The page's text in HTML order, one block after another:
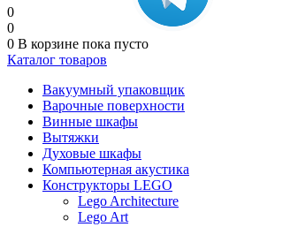
0
0
0 В корзине пока пусто
Каталог товаров
Вакуумный упаковщик
Варочные поверхности
Винные шкафы
Вытяжки
Духовые шкафы
Компьютерная акустика
Конструкторы LEGO
Lego Architecture
Lego Art